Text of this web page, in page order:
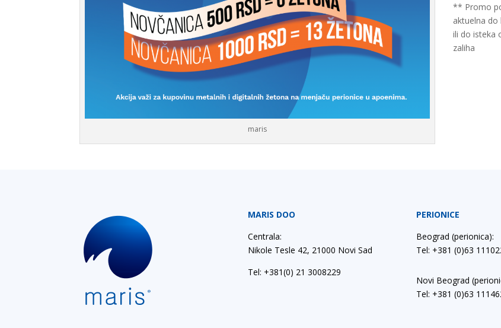
maris
** Promo
aktuelna do
ili do isteka
zaliha
MARIS DOO
Centrala:
Nikole Tesle 42, 21000 Novi Sad
Tel: +381(0) 21 3008229
PERIONICE
Beograd (perionica):
Tel: +381 (0)63
Novi Beograd
Tel: +381 (0)63